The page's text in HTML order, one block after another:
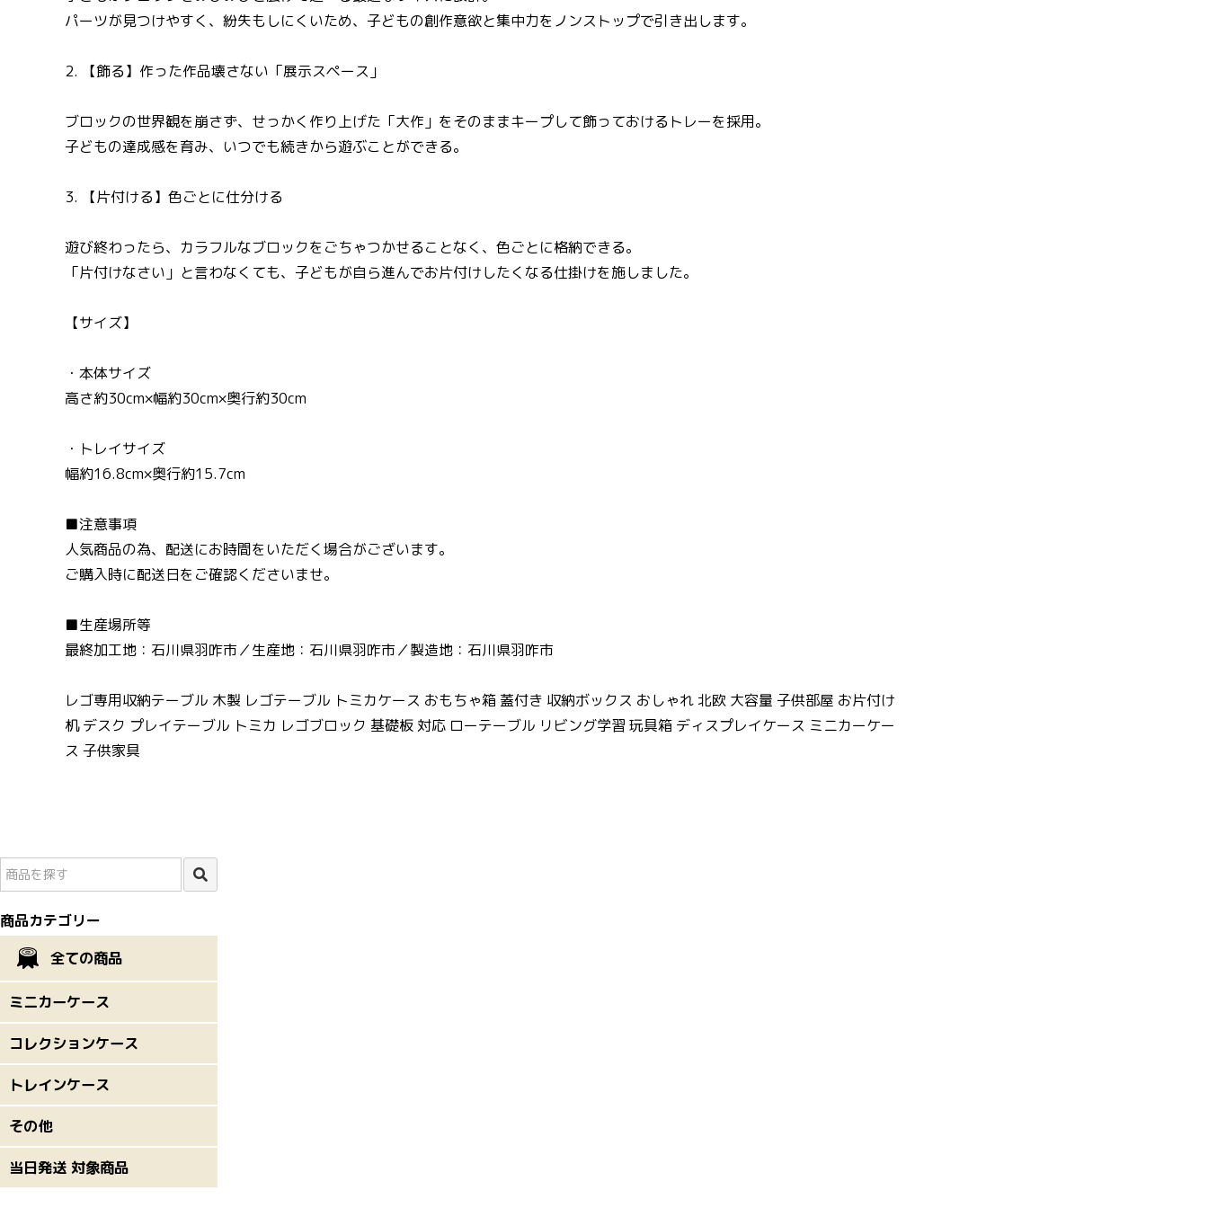
パーツが見つけやすく、紛失もしにくいため、子どもの創作意欲と集中力をノンストップで引き出します。
2. 【飾る】作った作品壊さない「展示スペース」
ブロックの世界観を崩さず、せっかく作り上げた「大作」をそのままキープして飾っておけるトレーを採用。
子どもの達成感を育み、いつでも続きから遊ぶことができる。
3. 【片付ける】色ごとに仕分ける
遊び終わったら、カラフルなブロックをごちゃつかせることなく、色ごとに格納できる。
「片付けなさい」と言わなくても、子どもが自ら進んでお片付けしたくなる仕掛けを施しました。
【サイズ】
・本体サイズ
高さ約30cm×幅約30cm×奥行約30cm
・トレイサイズ
幅約16.8cm×奥行約15.7cm
■注意事項
人気商品の為、配送にお時間をいただく場合がございます。
ご購入時に配送日をご確認くださいませ。
■生産場所等
最終加工地：石川県羽咋市／生産地：石川県羽咋市／製造地：石川県羽咋市
レゴ専用収納テーブル 木製 レゴテーブル トミカケース おもちゃ箱 蓋付き 収納ボックス おしゃれ 北欧 大容量 子供部屋 お片付け
机 デスク プレイテーブル トミカ レゴブロック 基礎板 対応 ローテーブル リビング学習 玩具箱 ディスプレイケース ミニカーケー
ス 子供家具
商品カテゴリー
全ての商品
ミニカーケース
コレクションケース
トレインケース
その他
当日発送 対象商品